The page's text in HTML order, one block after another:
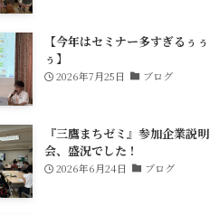
【今年はセミナー多すぎるぅぅ
ぅ】
2026年7月25日 ブログ
『三鷹まちゼミ』参加企業説明
会、盛況でした！
2026年6月24日 ブログ